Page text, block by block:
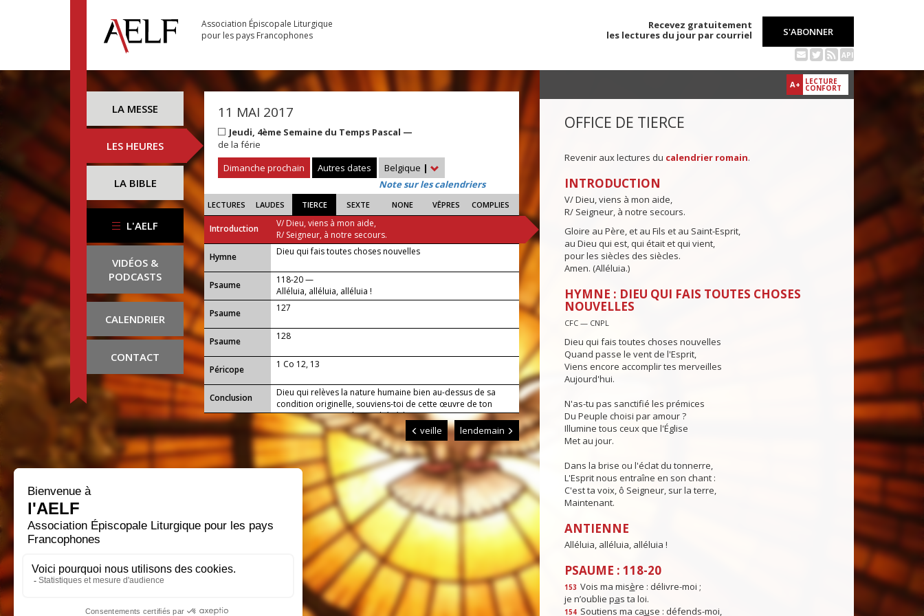
Association Épiscopale Liturgique
pour les pays Francophones
Recevez gratuitement
les lectures du jour par courriel
S'ABONNER
API
LA MESSE
LES HEURES
LA BIBLE
L'AELF
VIDÉOS &
PODCASTS
CALENDRIER
CONTACT
11 MAI 2017
Jeudi, 4ème Semaine du Temps Pascal —
de la férie
Dimanche prochain
Autres dates Belgique |
Note sur les calendriers
LECTURES LAUDES TIERCE SEXTE NONE VÊPRES COMPLIES
Introduction
V/ Dieu, viens à mon aide,
R/ Seigneur, à notre secours.
...
Hymne Dieu qui fais toutes choses nouvelles
Psaume
118-20 —
Alléluia, alléluia, alléluia !
Psaume
127
Psaume 128
Péricope 1 Co 12, 13
Conclusion
Dieu qui relèves la nature humaine bien au-dessus de sa
condition originelle, souviens-toi de cette œuvre de ton
amour : maintiens dans ta bénédiction ceux que tu as
régénérés.
veille lendemain
A+ LECTURE
CONFORT
OFFICE DE TIERCE
Revenir aux lectures du calendrier romain.
INTRODUCTION
V/ Dieu, viens à mon aide,
R/ Seigneur, à notre secours.
Gloire au Père, et au Fils et au Saint-Esprit,
au Dieu qui est, qui était et qui vient,
pour les siècles des siècles.
Amen. (Alléluia.)
HYMNE : DIEU QUI FAIS TOUTES CHOSES
NOUVELLES
CFC — CNPL
Dieu qui fais toutes choses nouvelles
Quand passe le vent de l'Esprit,
Viens encore accomplir tes merveilles
Aujourd'hui.
N'as-tu pas sanctifié les prémices
Du Peuple choisi par amour ?
Illumine tous ceux que l'Église
Met au jour.
Dans la brise ou l'éclat du tonnerre,
L'Esprit nous entraîne en son chant :
C'est ta voix, ô Seigneur, sur la terre,
Maintenant.
ANTIENNE
Alléluia, alléluia, alléluia !
PSAUME : 118-20
153 Vois ma misère : délivre-moi ;
je n’oublie pas ta loi.
154 Soutiens ma cause : défends-moi,